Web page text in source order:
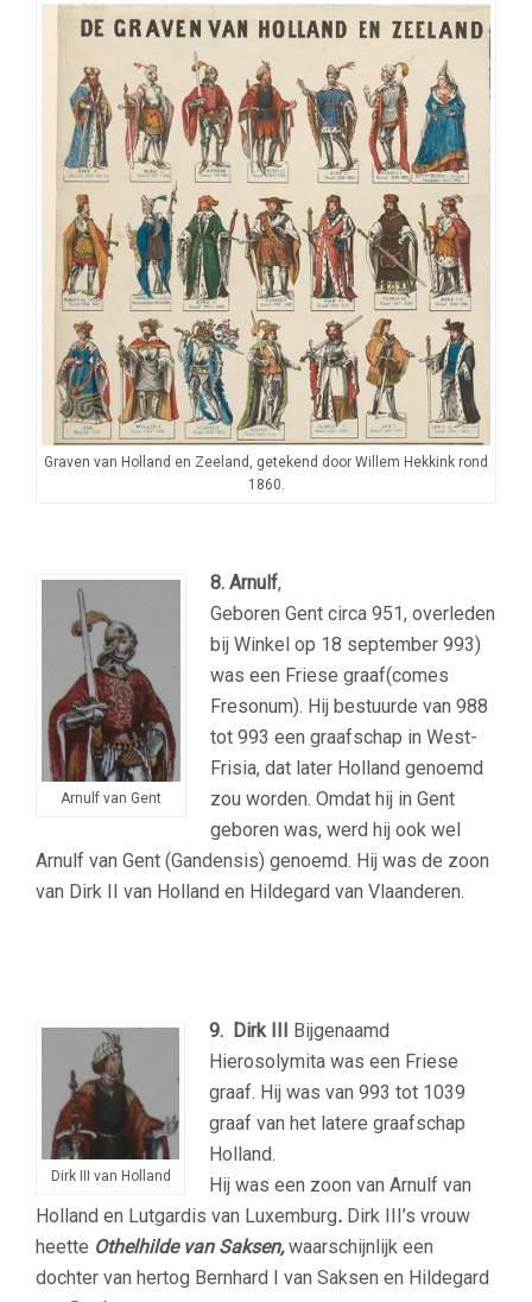
Graven van Holland en Zeeland, getekend door Willem Hekkink rond
1860.
Arnulf van Gent
8. Arnulf,
Geboren Gent circa 951, overleden
bij Winkel op 18 september 993)
was een Friese graaf(comes
Fresonum). Hij bestuurde van 988
tot 993 een graafschap in West-
Frisia, dat later Holland genoemd
zou worden. Omdat hij in Gent
geboren was, werd hij ook wel
Arnulf van Gent (Gandensis) genoemd. Hij was de zoon
van Dirk II van Holland en Hildegard van Vlaanderen.
Dirk III van Holland
9. Dirk III
Bijgenaamd
Hierosolymita was een Friese
graaf. Hij was van 993 tot 1039
graaf van het latere graafschap
Holland.
Hij was een zoon van Arnulf van
Holland en Lutgardis van Luxemburg. Dirk III’s vrouw
heette Othelhilde van Saksen,waarschijnlijk een
dochter van hertog Bernhard I van Saksen en Hildegard